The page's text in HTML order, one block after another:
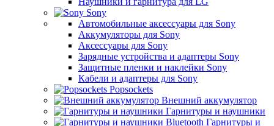
Sony
Автомобильные аксессуары для Sony
Аккумуляторы для Sony
Аксессуары для Sony
Зарядные устройства и адаптеры Sony
Защитные пленки и наклейки Sony
Кабели и адаптеры для Sony
Popsockets
Внешний аккумулятор
Гарнитуры и наушники
Гарнитуры и